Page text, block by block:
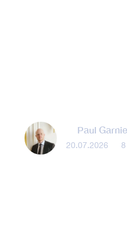
Paul
20.07.2026